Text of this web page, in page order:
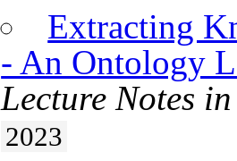
Extracting
- An Ontology
Lecture Notes
2023